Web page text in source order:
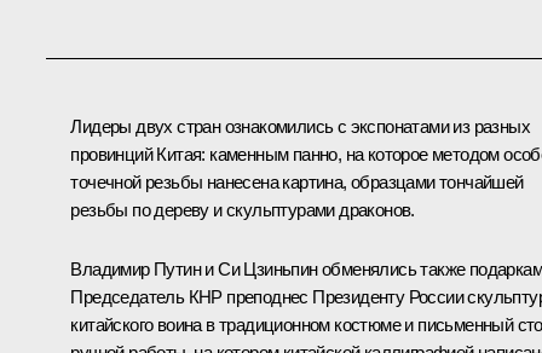
Лидеры двух стран ознакомились с экспонатами из разных
провинций Китая: каменным панно, на которое методом
точечной резьбы нанесена картина, образцами тончайшей
резьбы по дереву и скульптурами драконов.
Владимир Путин иСи Цзиньпинобменялись также
Председатель КНР преподнес Президенту России
китайского воина в традиционном костюме и письменный